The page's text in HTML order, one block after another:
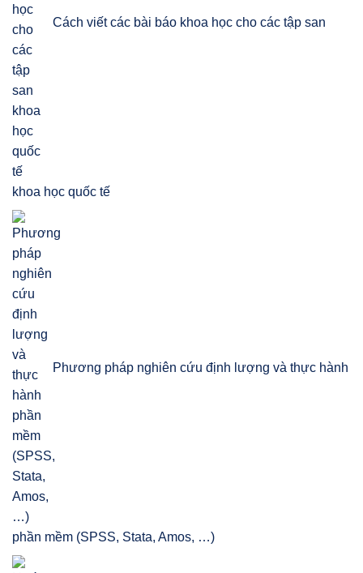
Cách viết các bài báo khoa học cho các tập san
khoa học quốc tế
Phương pháp nghiên cứu định lượng và thực hành
phần mềm (SPSS, Stata, Amos, …)